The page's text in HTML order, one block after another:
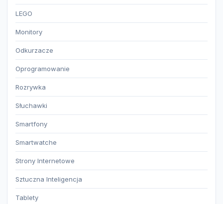
LEGO
Monitory
Odkurzacze
Oprogramowanie
Rozrywka
Słuchawki
Smartfony
Smartwatche
Strony Internetowe
Sztuczna Inteligencja
Tablety